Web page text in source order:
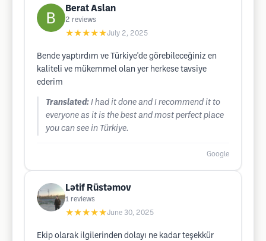
Berat Aslan
2 reviews
★★★★★July 2, 2025
Bende yaptırdım ve Türkiye'de görebileceğiniz en
kaliteli ve mükemmel olan yer herkese tavsiye
ederim
Translated: I had it done and I recommend it to
everyone as it is the best and most perfect place
you can see in Türkiye.
Google
Lətif Rüstəmov
1 reviews
★★★★★June 30, 2025
Ekip olarak ilgilerinden dolayı ne kadar teşekkür